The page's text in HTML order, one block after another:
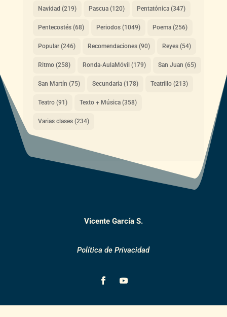
Navidad (219) Pascua(120) Pentatónica(347)
Pentecostés(68) Periodos(1049) Poema(256)
Popular(246) Recomendaciones(90) Reyes(54)
Ritmo(258) Ronda-AulaMóvil (179) San Juan (65)
San Martín (75) Secundaria(178) Teatrillo(213)
Teatro(91) Texto + Música(358)
Varias clases(234)
Vicente García S.
Política de Privacidad